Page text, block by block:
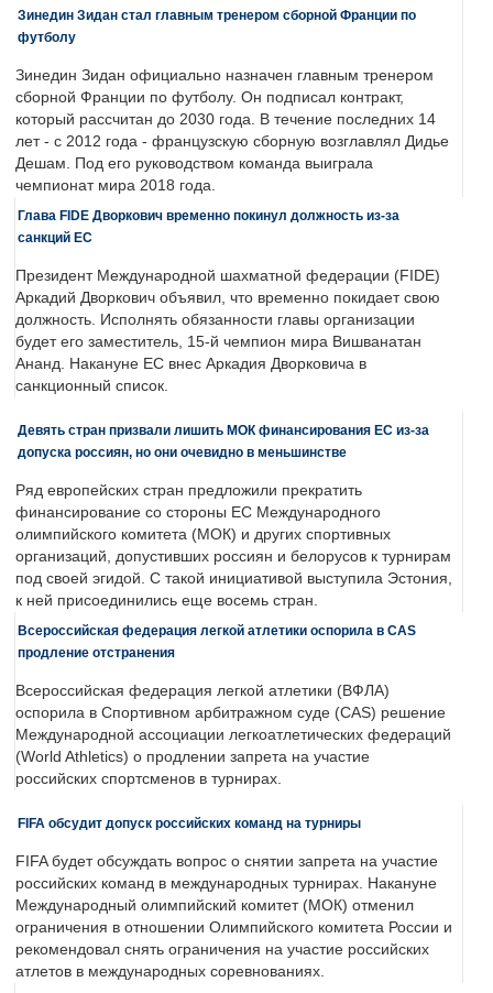
Зинедин Зидан стал главным тренером сборной Франции по
футболу
Зинедин Зидан официально назначен главным тренером
сборной Франции по футболу. Он подписал контракт,
который рассчитан до 2030 года. В течение последних 14
лет - с 2012 года - французскую сборную возглавлял Дидье
Дешам. Под его руководством команда выиграла
чемпионат мира 2018 года.
Глава FIDE Дворкович временно покинул должность из-за
санкций ЕС
Президент Международной шахматной федерации (FIDE)
Аркадий Дворкович объявил, что временно покидает свою
должность. Исполнять обязанности главы организации
будет его заместитель, 15-й чемпион мира Вишванатан
Ананд. Накануне ЕС внес Аркадия Дворковича в
санкционный список.
Девять стран призвали лишить МОК финансирования ЕС из-за
допуска россиян, но они очевидно в меньшинстве
Ряд европейских стран предложили прекратить
финансирование со стороны ЕС Международного
олимпийского комитета (МОК) и других спортивных
организаций, допустивших россиян и белорусов к турнирам
под своей эгидой. С такой инициативой выступила Эстония,
к ней присоединились еще восемь стран.
Всероссийская федерация легкой атлетики оспорила в CAS
продление отстранения
Всероссийская федерация легкой атлетики (ВФЛА)
оспорила в Спортивном арбитражном суде (CAS) решение
Международной ассоциации легкоатлетических федераций
(World Athletics) о продлении запрета на участие
российских спортсменов в турнирах.
FIFA обсудит допуск российских команд на турниры
FIFA будет обсуждать вопрос о снятии запрета на участие
российских команд в международных турнирах. Накануне
Международный олимпийский комитет (МОК) отменил
ограничения в отношении Олимпийского комитета России и
рекомендовал снять ограничения на участие российских
атлетов в международных соревнованиях.